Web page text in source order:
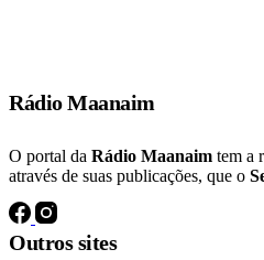
Rádio Maanaim
O portal da Rádio Maanaim tem a
através de suas publicações, que o
Outros sites